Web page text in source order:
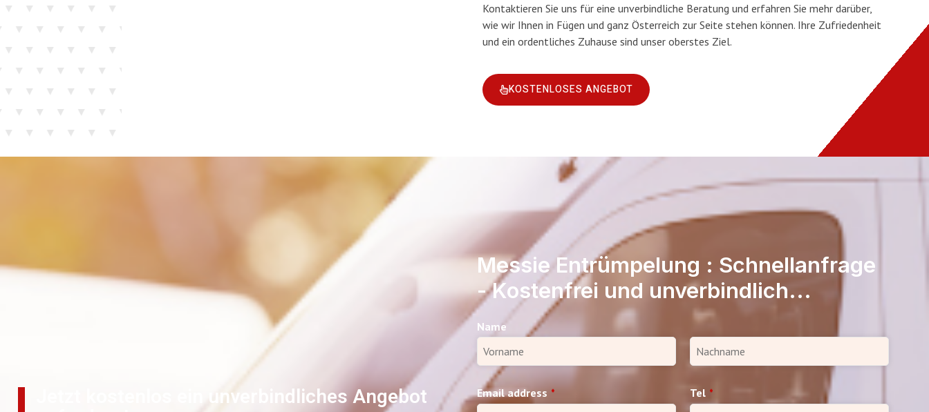
Kontaktieren Sie uns für eine unverbindliche Beratung und erfahren Sie mehr darüber,
wie wir Ihnen in Fügen und ganz Österreich zur Seite stehen können. Ihre Zufriedenheit
und ein ordentliches Zuhause sind unser oberstes Ziel.
KOSTENLOSES ANGEBOT
Jetzt kostenlos ein unverbindliches Angebot
Messie Entrümpelung : Schnellanfrage
- Kostenfrei und unverbindlich...
Name
Email address * Tel *